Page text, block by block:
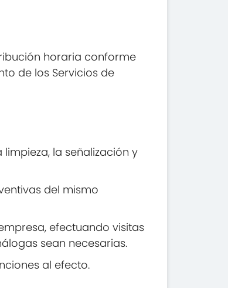
horaria conforme
de los Servicios de
la señalización y
del mismo
efectuando visitas
sean necesarias.
al efecto.